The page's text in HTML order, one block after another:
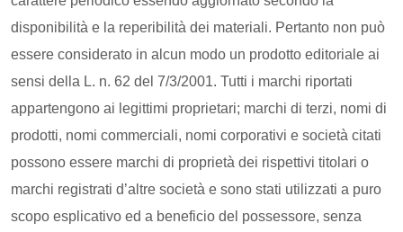
disponibilità e la reperibilità dei materiali. Pertanto non può
essere considerato in alcun modo un prodotto editoriale ai
sensi della L. n. 62 del 7/3/2001. Tutti i marchi riportati
appartengono ai legittimi proprietari; marchi di terzi, nomi di
prodotti, nomi commerciali, nomi corporativi e società citati
possono essere marchi di proprietà dei rispettivi titolari o
marchi registrati d’altre società e sono stati utilizzati a puro
scopo esplicativo ed a beneficio del possessore, senza